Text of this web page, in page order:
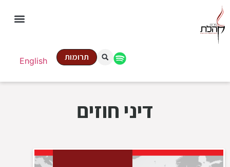
English תרומות
דיני חוזים